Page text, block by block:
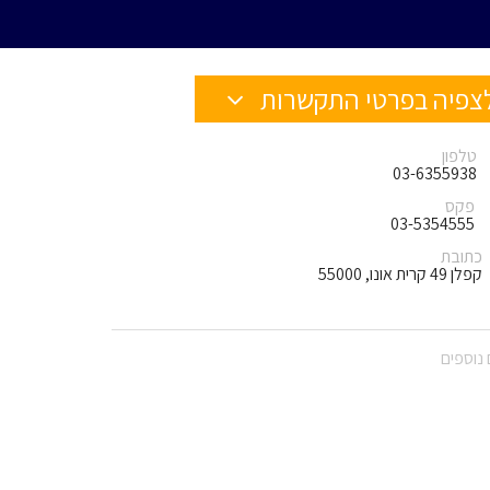
בפרטי התקשרות
טלפון
03-6355938
פקס
03-5354555
כתובת
קפלן 49 קרית אונו, 55000